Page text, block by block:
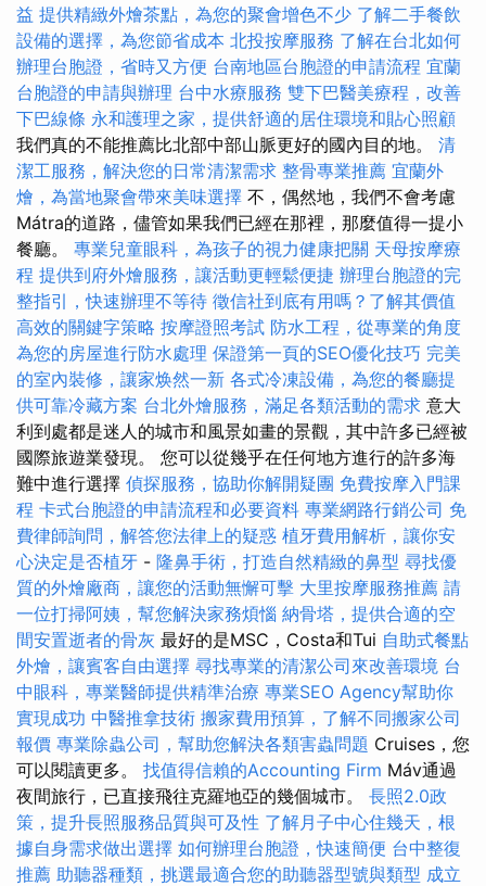
益 提供精緻外燴茶點，為您的聚會增色不少 了解二手餐飲
設備的選擇，為您節省成本 北投按摩服務 了解在台北如何
辦理台胞證，省時又方便 台南地區台胞證的申請流程 宜蘭
台胞證的申請與辦理 台中水療服務 雙下巴醫美療程，改善
下巴線條 永和護理之家，提供舒適的居住環境和貼心照顧
我們真的不能推薦比北部中部山脈更好的國內目的地。 清
潔工服務，解決您的日常清潔需求 整骨專業推薦 宜蘭外
燴，為當地聚會帶來美味選擇 不，偶然地，我們不會考慮
Mátra的道路，儘管如果我們已經在那裡，那麼值得一提小
餐廳。 專業兒童眼科，為孩子的視力健康把關 天母按摩療
程 提供到府外燴服務，讓活動更輕鬆便捷 辦理台胞證的完
整指引，快速辦理不等待 徵信社到底有用嗎？了解其價值
高效的關鍵字策略 按摩證照考試 防水工程，從專業的角度
為您的房屋進行防水處理 保證第一頁的SEO優化技巧 完美
的室內裝修，讓家焕然一新 各式冷凍設備，為您的餐廳提
供可靠冷藏方案 台北外燴服務，滿足各類活動的需求 意大
利到處都是迷人的城市和風景如畫的景觀，其中許多已經被
國際旅遊業發現。 您可以從幾乎在任何地方進行的許多海
難中進行選擇 偵探服務，協助你解開疑團 免費按摩入門課
程 卡式台胞證的申請流程和必要資料 專業網路行銷公司 免
費律師詢問，解答您法律上的疑惑 植牙費用解析，讓你安
心決定是否植牙 - 隆鼻手術，打造自然精緻的鼻型 尋找優
質的外燴廠商，讓您的活動無懈可擊 大里按摩服務推薦 請
一位打掃阿姨，幫您解決家務煩惱 納骨塔，提供合適的空
間安置逝者的骨灰 最好的是MSC，Costa和Tui 自助式餐點
外燴，讓賓客自由選擇 尋找專業的清潔公司來改善環境 台
中眼科，專業醫師提供精準治療 專業SEO Agency幫助你
實現成功 中醫推拿技術 搬家費用預算，了解不同搬家公司
報價 專業除蟲公司，幫助您解決各類害蟲問題 Cruises，您
可以閱讀更多。 找值得信賴的Accounting Firm Máv通過
夜間旅行，已直接飛往克羅地亞的幾個城市。 長照2.0政
策，提升長照服務品質與可及性 了解月子中心住幾天，根
據自身需求做出選擇 如何辦理台胞證，快速簡便 台中整復
推薦 助聽器種類，挑選最適合您的助聽器型號與類型 成立